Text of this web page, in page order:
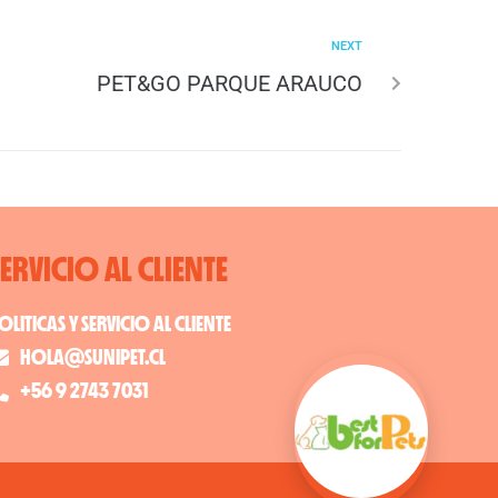
NEXT
PET&GO PARQUE ARAUCO
AL CLIENTE
Y SERVICIO AL CLIENTE
HOLA@SUNIPET.CL
+56 9 2743 7031